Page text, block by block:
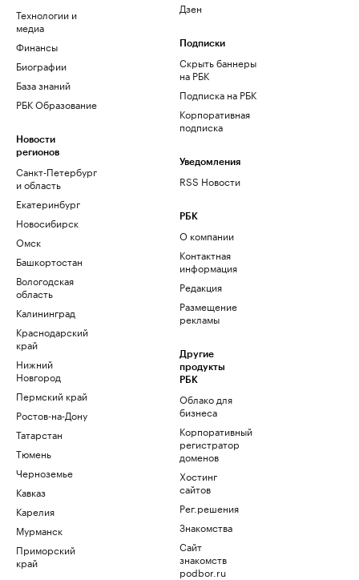
Технологии и
медиа
Финансы
Биографии
База знаний
РБК Образование
Новости
регионов
Санкт-Петербург
и область
Екатеринбург
Новосибирск
Омск
Башкортостан
Вологодская
область
Калининград
Краснодарский
край
Нижний
Новгород
Пермский край
Ростов-на-Дону
Татарстан
Тюмень
Черноземье
Кавказ
Карелия
Мурманск
Приморский
край
Дзен
Подписки
Скрыть баннеры
на РБК
Подписка на РБК
Корпоративная
подписка
Уведомления
RSS Новости
РБК
О компании
Контактная
информация
Редакция
Размещение
рекламы
Другие
продукты
РБК
Облако для
бизнеса
Корпоративный
регистратор
доменов
Хостинг
сайтов
Рег.решения
Знакомства
Сайт
знакомств
podbor.ru